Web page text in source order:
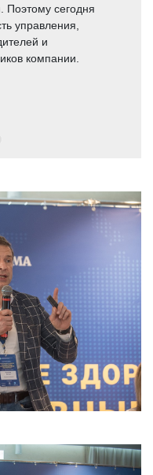
Поэтому сегодня
управления,
и
компании.